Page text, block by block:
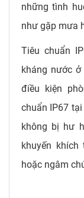
những tình
như gặp mưa
Tiêu chuẩn
kháng nước
điều kiện
chuẩn IP67
không bị hư
khuyến
hoặc ngâm